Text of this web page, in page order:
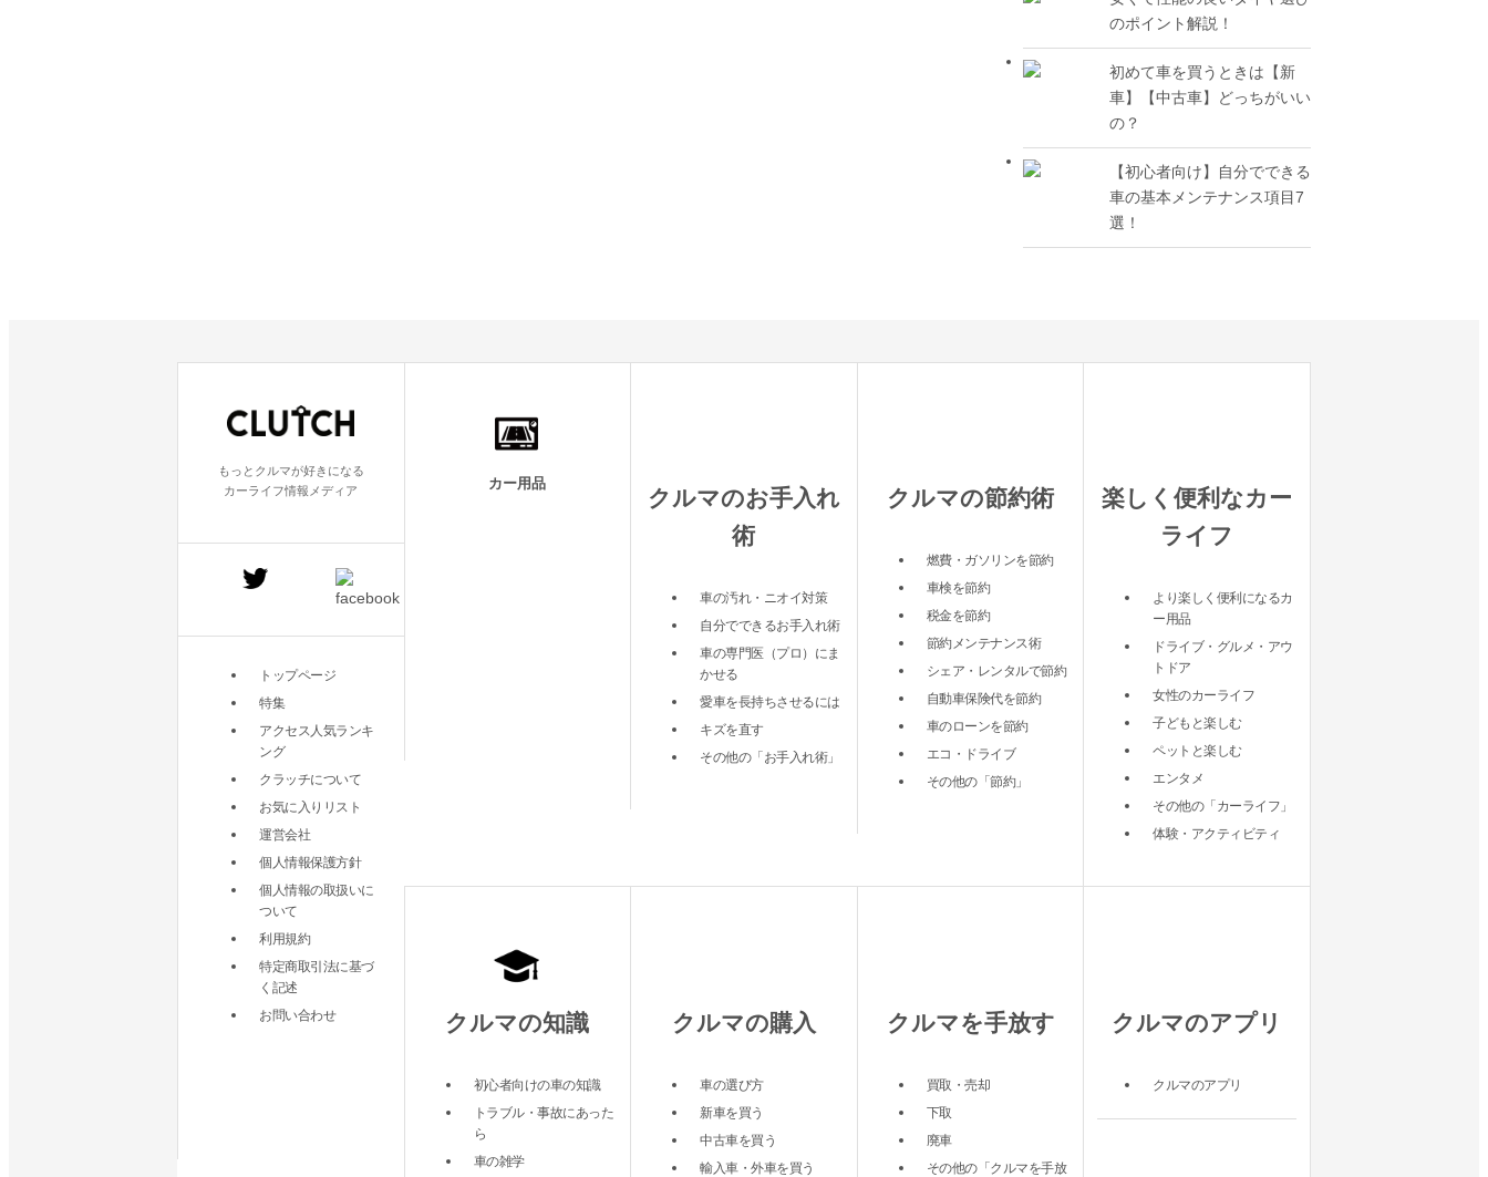
のポイント解説！
初めて車を買うときは【新
車】【中古車】どっちがいい
の？
【初心者向け】自分でできる
車の基本メンテナンス項目7
選！
もっとクルマが好きになる
カーライフ情報メディア
トップページ
特集
アクセス人気ランキ
ング
クラッチについて
お気に入りリスト
運営会社
個人情報保護方針
個人情報の取扱いに
ついて
利用規約
特定商取引法に基づ
く記述
お問い合わせ
カー用品
クルマのお手入れ
術
車の汚れ・ニオイ対策
自分でできるお手入れ術
車の専門医（プロ）にま
かせる
愛車を長持ちさせるには
キズを直す
その他の「お手入れ術」
クルマの節約術
燃費・ガソリンを節約
車検を節約
税金を節約
節約メンテナンス術
シェア・レンタルで節約
自動車保険代を節約
車のローンを節約
エコ・ドライブ
その他の「節約」
楽しく便利なカー
ライフ
より楽しく便利になるカ
ー用品
ドライブ・グルメ・アウ
トドア
女性のカーライフ
子どもと楽しむ
ペットと楽しむ
エンタメ
その他の「カーライフ」
体験・アクティビティ
クルマの知識
初心者向けの車の知識
トラブル・事故にあった
ら
車の雑学
クルマの購入
車の選び方
新車を買う
中古車を買う
輸入車・外車を買う
クルマを手放す
買取・売却
下取
廃車
その他の「クルマを手放
クルマのアプリ
クルマのアプリ